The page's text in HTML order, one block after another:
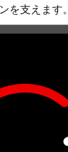
を支えます。